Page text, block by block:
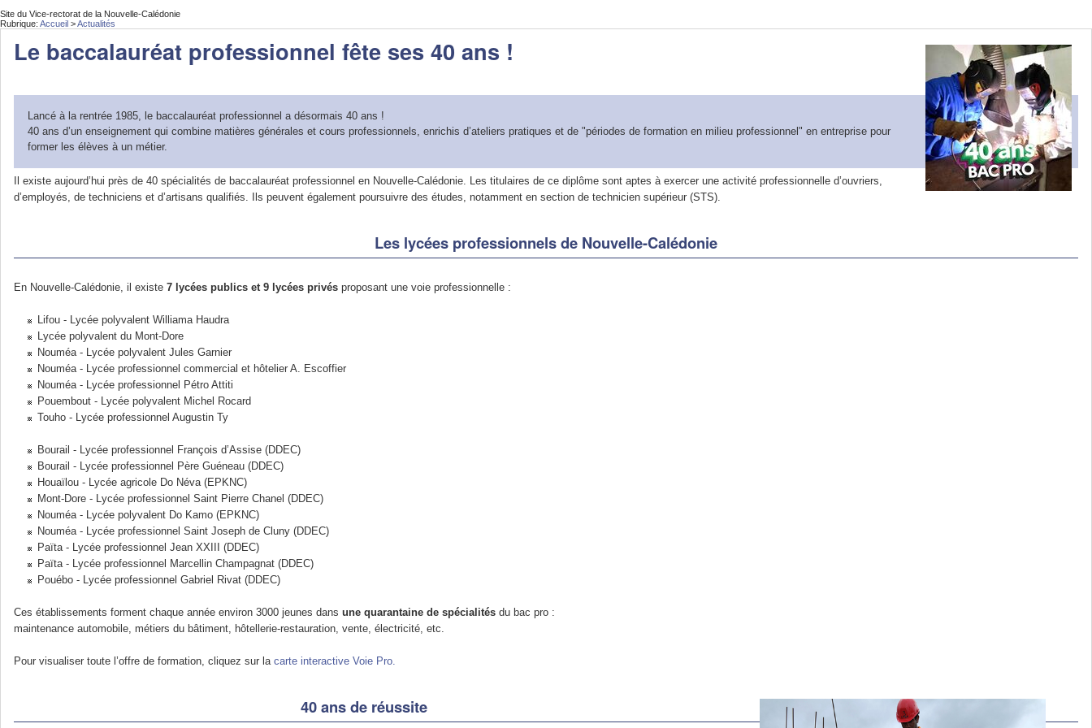
Site du Vice-rectorat de la Nouvelle-Calédonie
Rubrique: Accueil >Actualités
Le baccalauréat professionnel fête ses 40 ans !
Lancé à la rentrée 1985, le baccalauréat professionnel a désormais 40 ans !
40 ans d’un enseignement qui combine matières générales et cours professionnels, enrichis d’ateliers pratiques et de "périodes de formation en milieu professionnel" en entreprise pour
former les élèves à un métier.
Il existe aujourd’hui près de 40 spécialités de baccalauréat professionnel en Nouvelle-Calédonie. Les titulaires de ce diplôme sont aptes à exercer une activité professionnelle d’ouvriers,
d’employés, de techniciens et d’artisans qualifiés. Ils peuvent également poursuivre des études, notamment en section de technicien supérieur (STS).
Les lycées professionnels de Nouvelle-Calédonie
En Nouvelle-Calédonie, il existe 7 lycées publics et 9 lycées privés proposant une voie professionnelle :
Lifou - Lycée polyvalent Williama Haudra
Lycée polyvalent du Mont-Dore
Nouméa - Lycée polyvalent Jules Garnier
Nouméa - Lycée professionnel commercial et hôtelier A. Escoffier
Nouméa - Lycée professionnel Pétro Attiti
Pouembout - Lycée polyvalent Michel Rocard
Touho - Lycée professionnel Augustin Ty
Bourail - Lycée professionnel François d’Assise (DDEC)
Bourail - Lycée professionnel Père Guéneau (DDEC)
Houaïlou - Lycée agricole Do Néva (EPKNC)
Mont-Dore - Lycée professionnel Saint Pierre Chanel (DDEC)
Nouméa - Lycée polyvalent Do Kamo (EPKNC)
Nouméa - Lycée professionnel Saint Joseph de Cluny (DDEC)
Païta - Lycée professionnel Jean XXIII (DDEC)
Païta - Lycée professionnel Marcellin Champagnat (DDEC)
Pouébo - Lycée professionnel Gabriel Rivat (DDEC)
Ces établissements forment chaque année environ 3000 jeunes dans une quarantaine de spécialités du bac pro :
maintenance automobile, métiers du bâtiment, hôtellerie-restauration, vente, électricité, etc.
Pour visualiser toute l’offre de formation, cliquez sur la carte interactive Voie Pro.
40 ans de réussite